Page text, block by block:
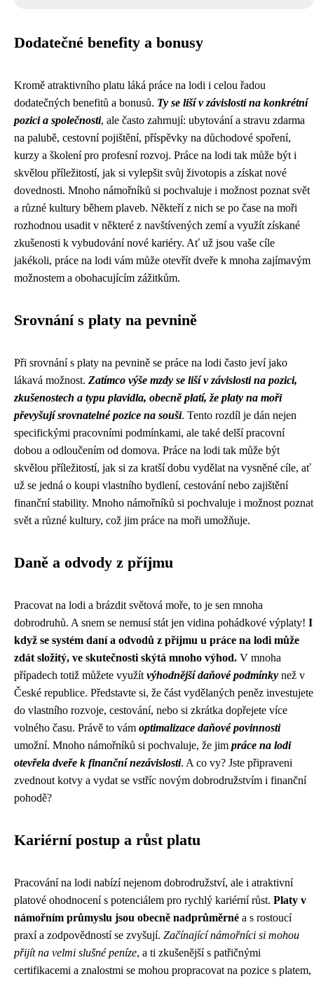
Dodatečné benefity a bonusy
Kromě atraktivního platu láká práce na lodi i celou řadou
dodatečných benefitů a bonusů. Ty se liší v závislosti na konkrétní
pozici a společnosti, ale často zahrnují: ubytování a stravu zdarma
na palubě, cestovní pojištění, příspěvky na důchodové spoření,
kurzy a školení pro profesní rozvoj. Práce na lodi tak může být i
skvělou příležitostí, jak si vylepšit svůj životopis a získat nové
dovednosti. Mnoho námořníků si pochvaluje i možnost poznat svět
a různé kultury během plaveb. Někteří z nich se po čase na moři
rozhodnou usadit v některé z navštívených zemí a využít získané
zkušenosti k vybudování nové kariéry. Ať už jsou vaše cíle
jakékoli, práce na lodi vám může otevřít dveře k mnoha zajímavým
možnostem a obohacujícím zážitkům.
Srovnání s platy na pevnině
Při srovnání s platy na pevnině se práce na lodi často jeví jako
lákavá možnost. Zatímco výše mzdy se liší v závislosti na pozici,
zkušenostech a typu plavidla, obecně platí, že platy na moři
převyšují srovnatelné pozice na souši. Tento rozdíl je dán nejen
specifickými pracovními podmínkami, ale také delší pracovní
dobou a odloučením od domova. Práce na lodi tak může být
skvělou příležitostí, jak si za kratší dobu vydělat na vysněné cíle, ať
už se jedná o koupi vlastního bydlení, cestování nebo zajištění
finanční stability. Mnoho námořníků si pochvaluje i možnost poznat
svět a různé kultury, což jim práce na moři umožňuje.
Daně a odvody z příjmu
Pracovat na lodi a brázdit světová moře, to je sen mnoha
dobrodruhů. A snem se nemusí stát jen vidina pohádkové výplaty! I
když se systém daní a odvodů z příjmu u práce na lodi může
zdát složitý, ve skutečnosti skýtá mnoho výhod. V mnoha
případech totiž můžete využít výhodnější daňové podmínky než v
České republice. Představte si, že část vydělaných peněz investujete
do vlastního rozvoje, cestování, nebo si zkrátka dopřejete více
volného času. Právě to vám optimalizace daňové povinnosti
umožní. Mnoho námořníků si pochvaluje, že jim práce na lodi
otevřela dveře k finanční nezávislosti. A co vy? Jste připraveni
zvednout kotvy a vydat se vstříc novým dobrodružstvím i finanční
pohodě?
Kariérní postup a růst platu
Pracování na lodi nabízí nejenom dobrodružství, ale i atraktivní
platové ohodnocení s potenciálem pro rychlý kariérní růst. Platy v
námořním průmyslu jsou obecně nadprůměrné a s rostoucí
praxí a zodpovědností se zvyšují. Začínající námořníci si mohou
přijít na velmi slušné peníze, a ti zkušenější s patřičnými
certifikacemi a znalostmi se mohou propracovat na pozice s platem,